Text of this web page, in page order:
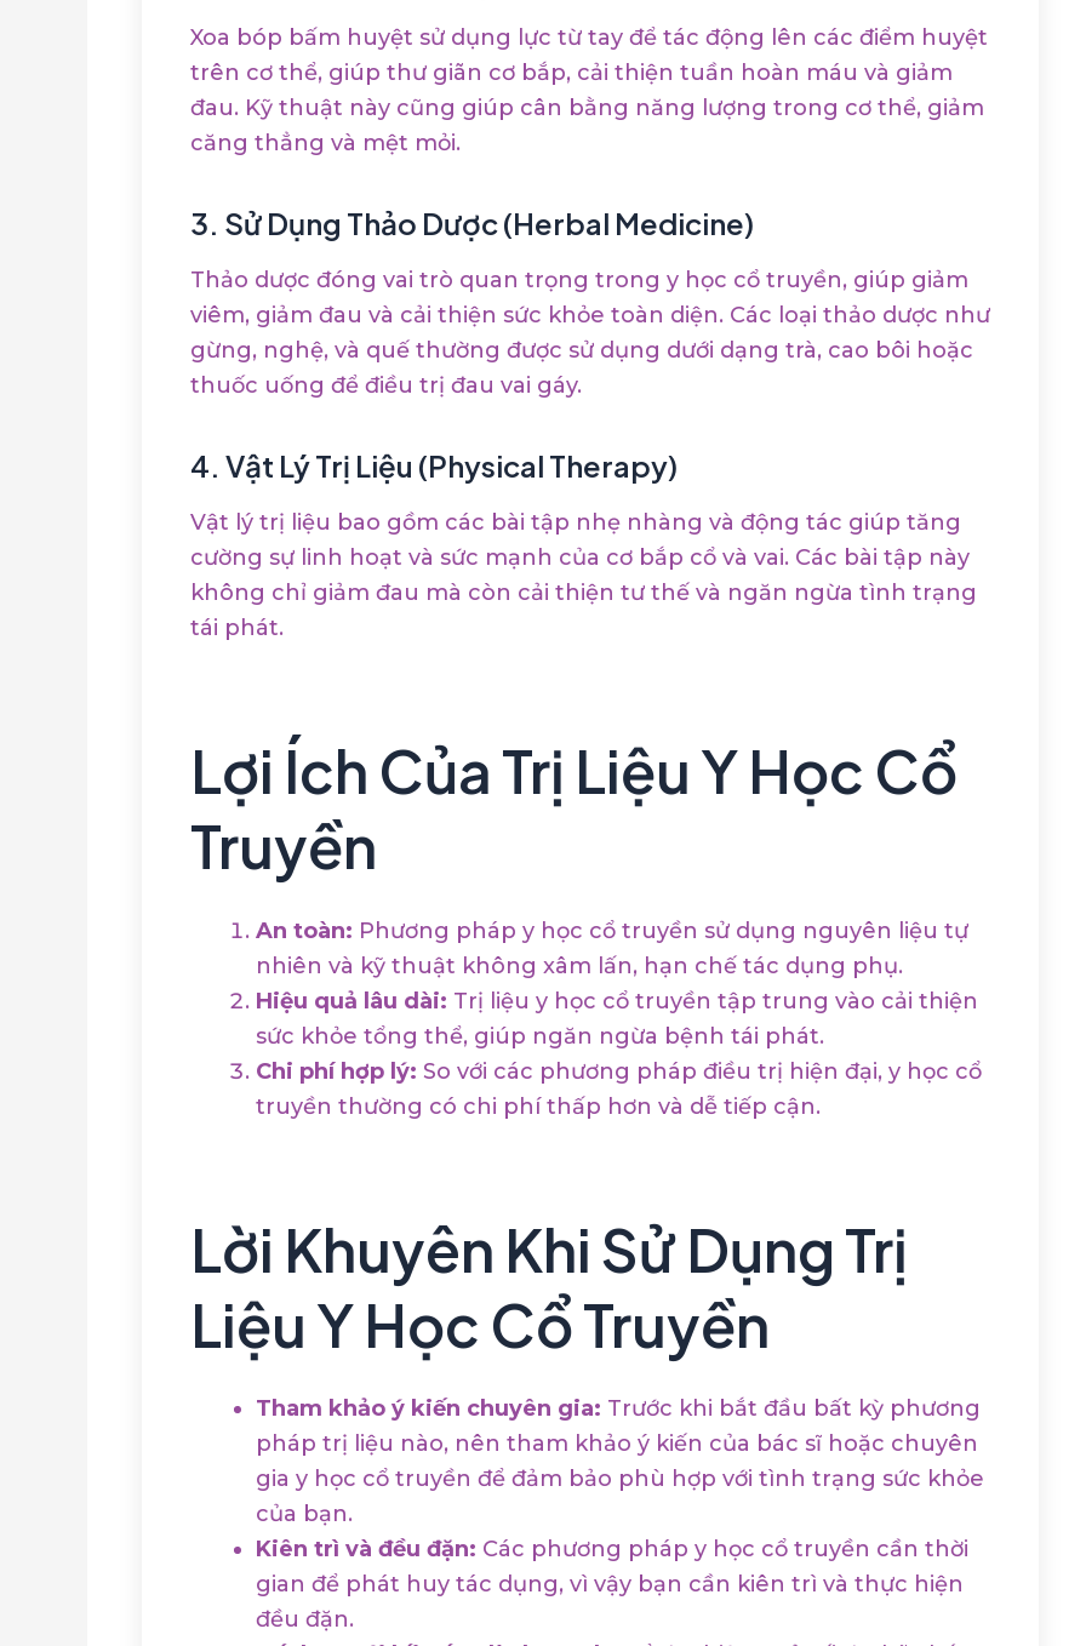
Xoa bóp bấm huyệt sử dụng lực từ tay để tác động lên các điểm huyệt
trên cơ thể, giúp thư giãn cơ bắp, cải thiện tuần hoàn máu và giảm
đau. Kỹ thuật này cũng giúp cân bằng năng lượng trong cơ thể, giảm
căng thẳng và mệt mỏi.
3. Sử Dụng Thảo Dược (Herbal Medicine)
Thảo dược đóng vai trò quan trọng trong y học cổ truyền, giúp giảm
viêm, giảm đau và cải thiện sức khỏe toàn diện. Các loại thảo dược như
gừng, nghệ, và quế thường được sử dụng dưới dạng trà, cao bôi hoặc
thuốc uống để điều trị đau vai gáy.
4. Vật Lý Trị Liệu (Physical Therapy)
Vật lý trị liệu bao gồm các bài tập nhẹ nhàng và động tác giúp tăng
cường sự linh hoạt và sức mạnh của cơ bắp cổ và vai. Các bài tập này
không chỉ giảm đau mà còn cải thiện tư thế và ngăn ngừa tình trạng
tái phát.
Lợi Ích Của Trị Liệu Y Học Cổ
Truyền
An toàn: Phương pháp y học cổ truyền sử dụng nguyên liệu tự
nhiên và kỹ thuật không xâm lấn, hạn chế tác dụng phụ.
Hiệu quả lâu dài: Trị liệu y học cổ truyền tập trung vào cải thiện
sức khỏe tổng thể, giúp ngăn ngừa bệnh tái phát.
Chi phí hợp lý: So với các phương pháp điều trị hiện đại, y học cổ
truyền thường có chi phí thấp hơn và dễ tiếp cận.
Lời Khuyên Khi Sử Dụng Trị
Liệu Y Học Cổ Truyền
Tham khảo ý kiến chuyên gia: Trước khi bắt đầu bất kỳ phương
pháp trị liệu nào, nên tham khảo ý kiến của bác sĩ hoặc chuyên
gia y học cổ truyền để đảm bảo phù hợp với tình trạng sức khỏe
của bạn.
Kiên trì và đều đặn: Các phương pháp y học cổ truyền cần thời
gian để phát huy tác dụng, vì vậy bạn cần kiên trì và thực hiện
đều đặn.